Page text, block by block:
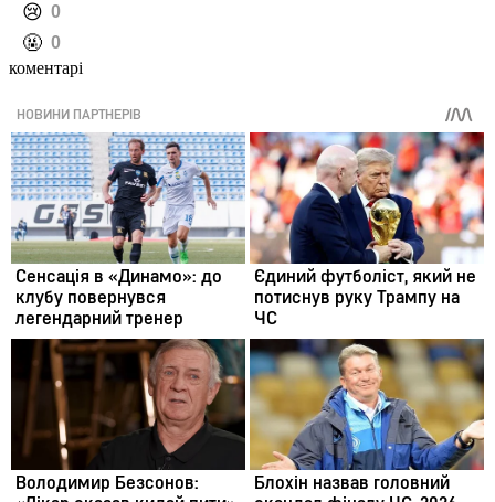
️😢 0
️🤬 0
коментарі